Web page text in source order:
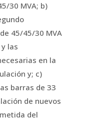
30 MVA; b)
45/45/30 MVA
las
en la
y; c)
barras de 33
de nuevos
del